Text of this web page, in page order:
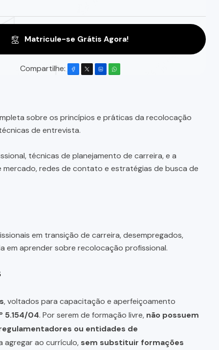
Matricule-se Grátis Agora!
Compartilhe:
sobre os princípios e práticas da recolocação
de entrevista.
técnicas de planejamento de carreira, e a
mercado, redes de contato e estratégias de busca de
em transição de carreira, desempregados,
em aprender sobre recolocação profissional.
, voltados para capacitação e aperfeiçoamento
5.154/04. Por serem de formação livre, não possuem
ou entidades de
agregar ao currículo, sem substituir formações